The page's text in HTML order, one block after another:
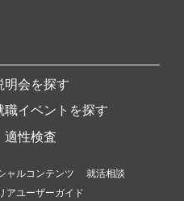
明会を探す
職イベントを探す
適性検査
ャルコンテンツ
就活相談
アユーザーガイド